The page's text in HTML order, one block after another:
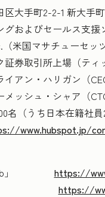
手町2-2-1 新大手町
グおよびセールス支
国マサチューセッツ
所上場（ティッ
ハリガン（CEO
ャア（CTO、
（うち日本在籍社員
www.hubspot.jp/
」
https://
https://